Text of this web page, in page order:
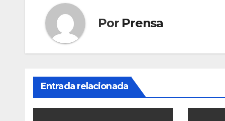
Por Prensa
Entrada relacionada